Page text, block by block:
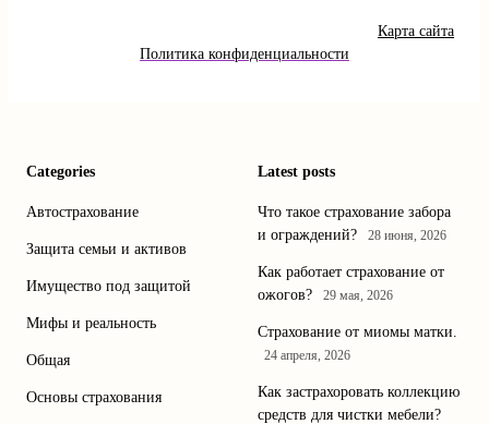
Карта сайта
Политика конфиденциальности
Categories
Автострахование
Защита семьи и активов
Имущество под защитой
Мифы и реальность
Общая
Основы страхования
Latest posts
Что такое страхование забора
и ограждений?
28 июня, 2026
Как работает страхование от
ожогов?
29 мая, 2026
Страхование от миомы матки.
24 апреля, 2026
Как застрахоровать коллекцию
средств для чистки мебели?